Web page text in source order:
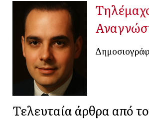
Τελευταία άρθρα από